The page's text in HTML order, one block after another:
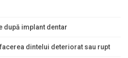
după implant dentar
dintelui deteriorat sau rupt